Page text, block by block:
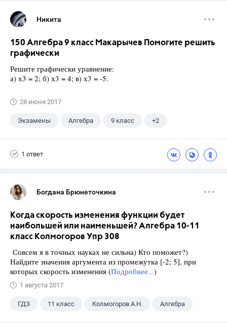
Никита
150 Алгебра 9 класс Макарычев Помогите решить
графически
Решите графически уравнение:
а) х3 = 2; б) х3 = 4; в) х3 = -5.
28 июня 2017
Экзамены Алгебра 9 класс +2
1 ответ
Богдана Брюнеточкина
Когда скорость изменения функции будет
наибольшей или наименьшей? Алгебра 10-11
класс Колмогоров Упр 308
Совсем я в точных науках не сильна) Кто поможет?)
Найдите значения аргумента из промежутка [-2; 5], при
которых скорость изменения (Подробнее...)
1 августа 2017
ГДЗ 11 класс Колмогоров А.Н. Алгебра